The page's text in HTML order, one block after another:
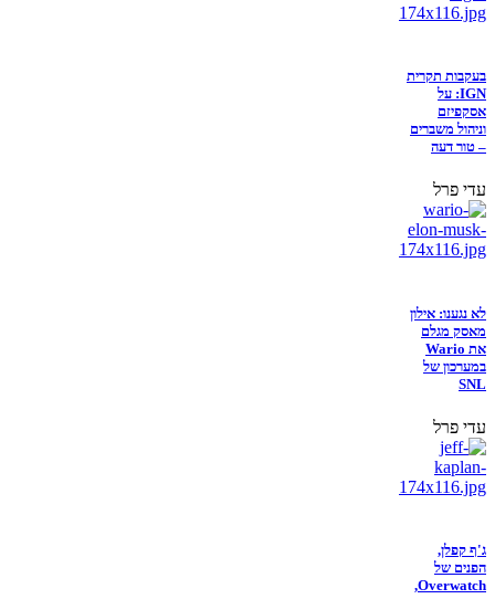
בעקבות תקרית
IGN: על
אסקפיזם
וניהול משברים
– טור דעה
עדי פרל
לא נגענו: אילון
מאסק מגלם
את Wario
במערכון של
SNL
עדי פרל
ג'ף קפלן,
הפנים של
Overwatch,